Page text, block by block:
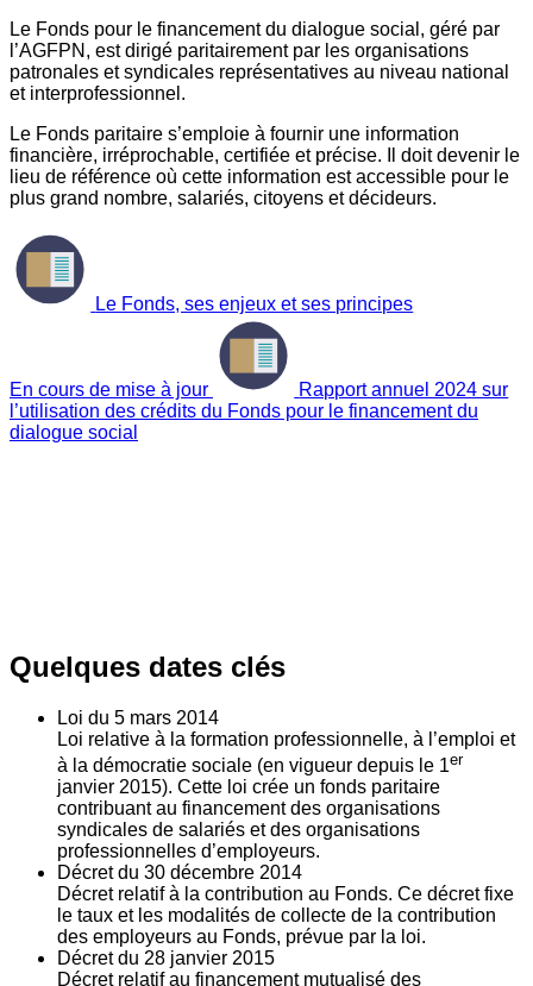
Le Fonds pour le financement du dialogue social, géré par
l’AGFPN, est dirigé paritairement par les organisations
patronales et syndicales représentatives au niveau national
et interprofessionnel.
Le Fonds paritaire s’emploie à fournir une information
financière, irréprochable, certifiée et précise. Il doit devenir le
lieu de référence où cette information est accessible pour le
plus grand nombre, salariés, citoyens et décideurs.
Le Fonds, ses enjeux et ses principes
En cours de mise à jour
Rapport annuel 2024 sur
l’utilisation des crédits du Fonds pour le financement du
dialogue social
Quelques dates clés
Loi du 5 mars 2014
Loi relative à la formation professionnelle, à l’emploi et
à la démocratie sociale (en vigueur depuis le 1er
janvier 2015). Cette loi crée un fonds paritaire
contribuant au financement des organisations
syndicales de salariés et des organisations
professionnelles d’employeurs.
Décret du 30 décembre 2014
Décret relatif à la contribution au Fonds. Ce décret fixe
le taux et les modalités de collecte de la contribution
des employeurs au Fonds, prévue par la loi.
Décret du 28 janvier 2015
Décret relatif au financement mutualisé des